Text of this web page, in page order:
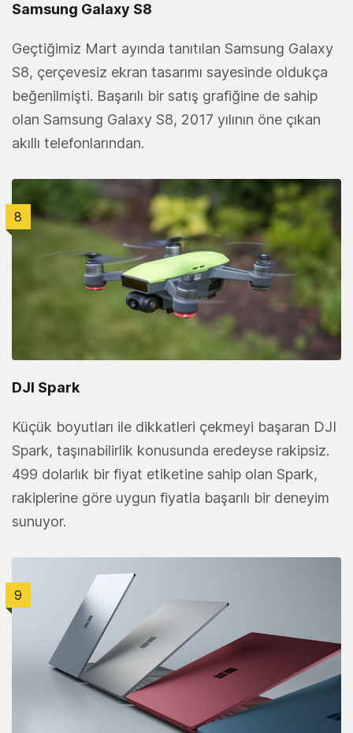
Samsung Galaxy S8
Geçtiğimiz Mart ayında tanıtılan Samsung Galaxy
S8, çerçevesiz ekran tasarımı sayesinde oldukça
beğenilmişti. Başarılı bir satış grafiğine de sahip
olan Samsung Galaxy S8, 2017 yılının öne çıkan
akıllı telefonlarından.
8
DJI Spark
Küçük boyutları ile dikkatleri çekmeyi başaran DJI
Spark, taşınabilirlik konusunda eredeyse rakipsiz.
499 dolarlık bir fiyat etiketine sahip olan Spark,
rakiplerine göre uygun fiyatla başarılı bir deneyim
sunuyor.
9